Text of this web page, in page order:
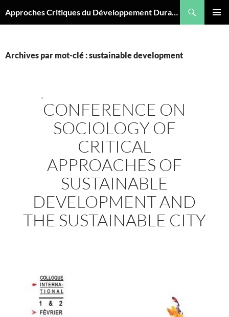
au
Approches Critiques du Développement Durable
Archives par mot-clé : sustainable development
,
CONFERENCE ON
SOCIOLOGY OF
CRITICAL
APPROACHES OF
SUSTAINABLE
DEVELOPMENT AND
THE SUSTAINABLE CITY